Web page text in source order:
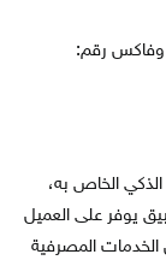
رقم: 032013755، وفاكس رقم:
الخاص به،
يوفر على العميل
المصرفية